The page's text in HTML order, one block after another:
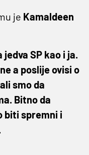
je Kamaldeen
SP kao i ja.
a poslije ovisi o
smo da
Bitno da
biti spremni i